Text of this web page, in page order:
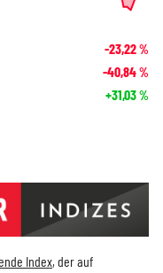
-23,22%
-40,84%
+31,03%
Index, der auf